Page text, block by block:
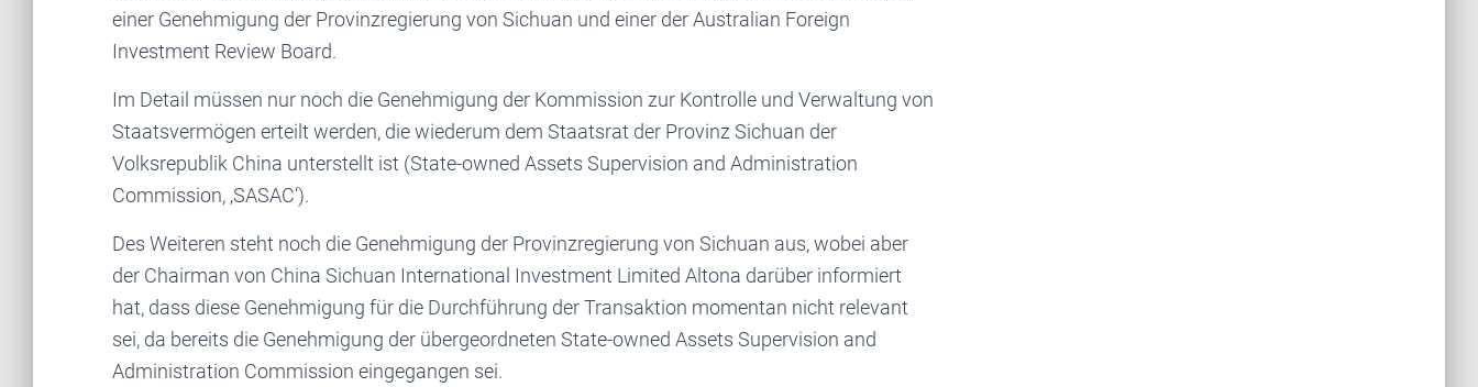
einer Genehmigung der Provinzregierung von Sichuan und einer der Australian Foreign
Investment Review Board.
Im Detail müssen nur noch die Genehmigung der Kommission zur Kontrolle und Verwaltung von
Staatsvermögen erteilt werden, die wiederum dem Staatsrat der Provinz Sichuan der
Volksrepublik China unterstellt ist (State-owned Assets Supervision and Administration
Commission, ‚SASAC‘).
Des Weiteren steht noch die Genehmigung der Provinzregierung von Sichuan aus, wobei aber
der Chairman von China Sichuan International Investment Limited Altona darüber informiert
hat, dass diese Genehmigung für die Durchführung der Transaktion momentan nicht relevant
sei, da bereits die Genehmigung der übergeordneten State-owned Assets Supervision and
Administration Commission eingegangen sei.